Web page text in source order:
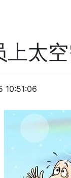
太
10:51:06